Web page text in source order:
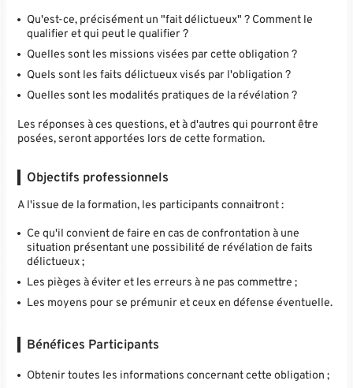
Qu'est-ce, précisément un "fait délictueux" ? Comment le
qualifier et qui peut le qualifier ?
Quelles sont les missions visées par cette obligation ?
Quels sont les faits délictueux visés par l'obligation ?
Quelles sont les modalités pratiques de la révélation ?
Les réponses à ces questions, et à d'autres qui pourront être
posées, seront apportées lors de cette formation.
Objectifs professionnels
A l'issue de la formation, les participants connaitront :
Ce qu'il convient de faire en cas de confrontation à une
situation présentant une possibilité de révélation de faits
délictueux ;
Les pièges à éviter et les erreurs à ne pas commettre ;
Les moyens pour se prémunir et ceux en défense éventuelle.
Bénéfices Participants
Obtenir toutes les informations concernant cette obligation ;